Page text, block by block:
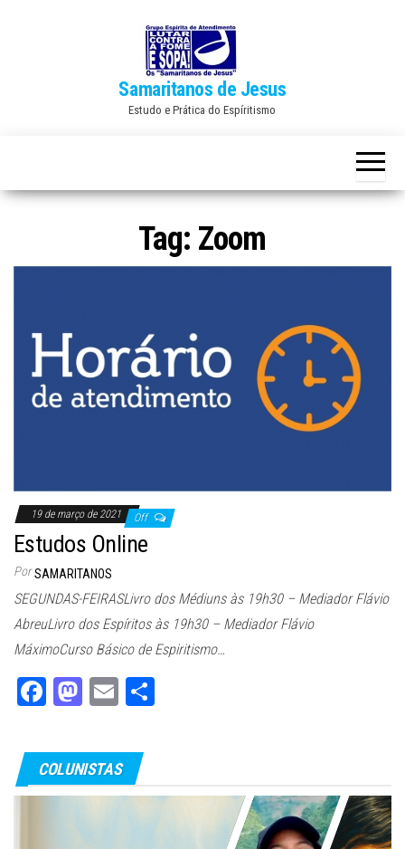
Samaritanos de Jesus
Estudo e Prática do Espíritismo
Tag: Zoom
19 de março de 2021 Off
Estudos Online
Por SAMARITANOS
SEGUNDAS-FEIRASLivro dos Médiuns às 19h30 – Mediador Flávio
AbreuLivro dos Espíritos às 19h30 – Mediador Flávio
MáximoCurso Básico de Espiritismo…
Fa
bo
ok
M
to
do
n
E
ail
COLUNISTAS